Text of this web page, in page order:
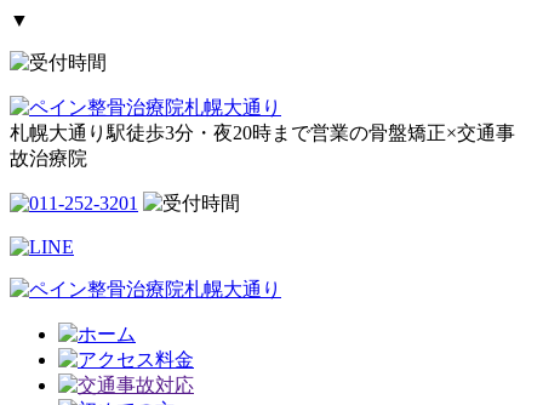
▼
札幌大通り駅徒歩3分・夜20時まで営業の骨盤矯正×交通事
故治療院